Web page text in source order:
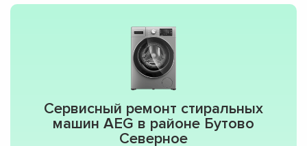
Сервисный ремонт стиральных
машин AEG в районе Бутово
Северное